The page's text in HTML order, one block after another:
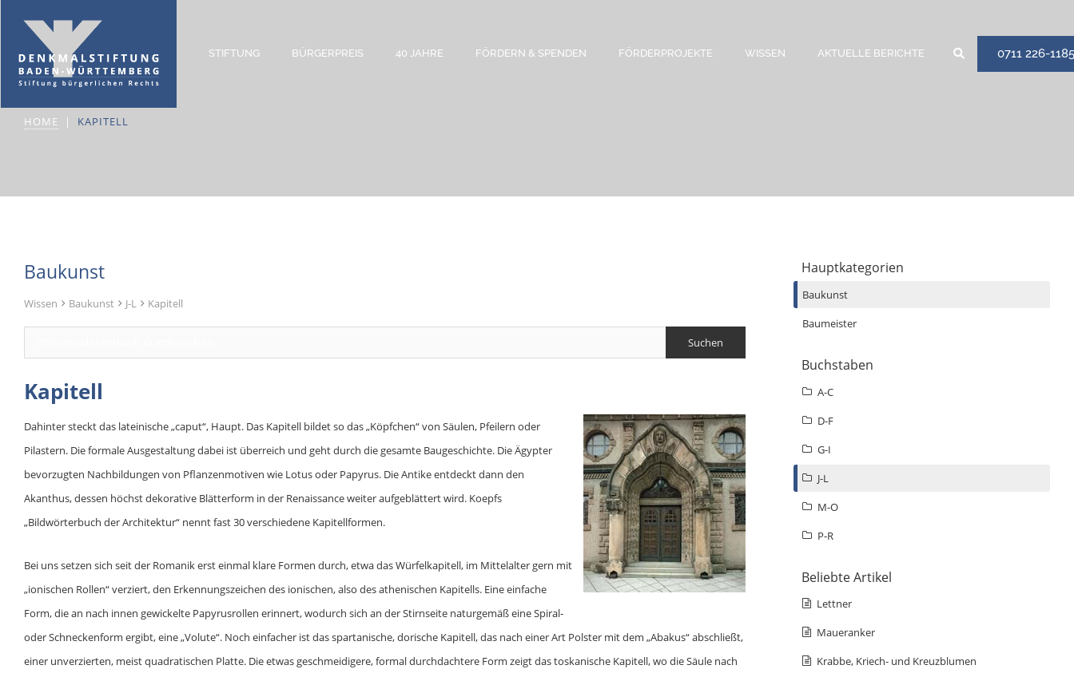
STIFTUNG BÜRGERPREIS 40 JAHRE FÖRDERN & SPENDEN FÖRDERPROJEKTE WISSEN AKTUELLE BERICHTE 0711 226-1185
Kapitell
HOME KAPITELL
Baukunst
Wissen Baukunst J-L Kapitell
Kapitell
Dahinter steckt das lateinische „caput“, Haupt. Das Kapitell bildet so das „Köpfchen“ von Säulen, Pfeilern oder
Pilastern. Die formale Ausgestaltung dabei ist überreich und geht durch die gesamte Baugeschichte. Die Ägypter
bevorzugten Nachbildungen von Pflanzenmotiven wie Lotus oder Papyrus. Die Antike entdeckt dann den
Akanthus, dessen höchst dekorative Blätterform in der Renaissance weiter aufgeblättert wird. Koepfs
„Bildwörterbuch der Architektur“ nennt fast 30 verschiedene Kapitellformen.
Bei uns setzen sich seit der Romanik erst einmal klare Formen durch, etwa das Würfelkapitell, im Mittelalter gern mit
„ionischen Rollen“ verziert, den Erkennungszeichen des ionischen, also des athenischen Kapitells. Eine einfache
Form, die an nach innen gewickelte Papyrusrollen erinnert, wodurch sich an der Stirnseite naturgemäß eine Spiral-
oder Schneckenform ergibt, eine „Volute“. Noch einfacher ist das spartanische, dorische Kapitell, das nach einer Art Polster mit dem „Abakus“ abschließt,
einer unverzierten, meist quadratischen Platte. Die etwas geschmeidigere, formal durchdachtere Form zeigt das toskanische Kapitell, wo die Säule nach
Hauptkategorien
Baukunst
Baumeister
Buchstaben
A-C
D-F
G-I
J-L
M-O
P-R
Beliebte Artikel
Lettner
Maueranker
Krabbe, Kriech- und Kreuzblumen